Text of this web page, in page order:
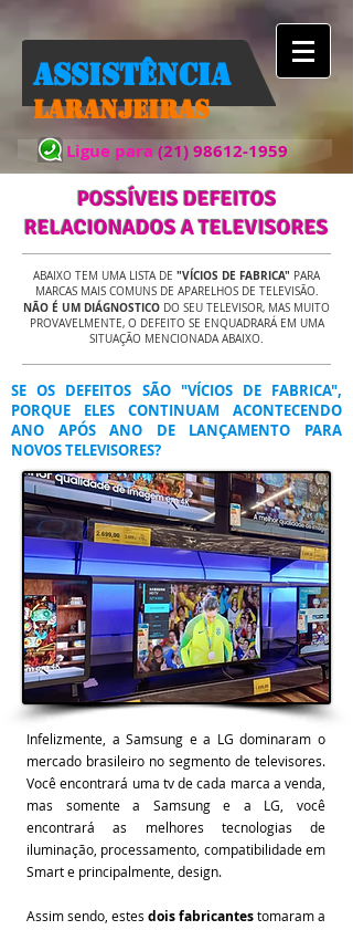
Laranjeiras
Ligue para​​ (21) 98612-1959
Assistência
POSSÍVEIS DEFEITOS
RELACIONADOS A TELEVISORES
ABAIXO TEM UMA LISTA DE "VÍCIOS DE FABRICA" PARA
MARCAS MAIS COMUNS DE APARELHOS DE TELEVISÃO.
NÃO É UM DIÁGNOSTICO DO SEU TELEVISOR, MAS MUITO
PROVAVELMENTE, O DEFEITO SE ENQUADRARÁ EM UMA
SITUAÇÃO MENCIONADA ABAIXO.
SE OS DEFEITOS SÃO "VÍCIOS DE FABRICA",
PORQUE ELES CONTINUAM ACONTECENDO
ANO APÓS ANO DE LANÇAMENTO PARA
NOVOS TELEVISORES?
Infelizmente, a Samsung e a LG dominaram o
mercado brasileiro no segmento de televisores.
Você encontrará uma tv de cada marca a venda,
mas somente a Samsung e a LG, você
encontrará as melhores tecnologias de
iluminação, processamento, compatibilidade em
Smart e principalmente, design.
Assim sendo, estes dois fabricantestomaram a